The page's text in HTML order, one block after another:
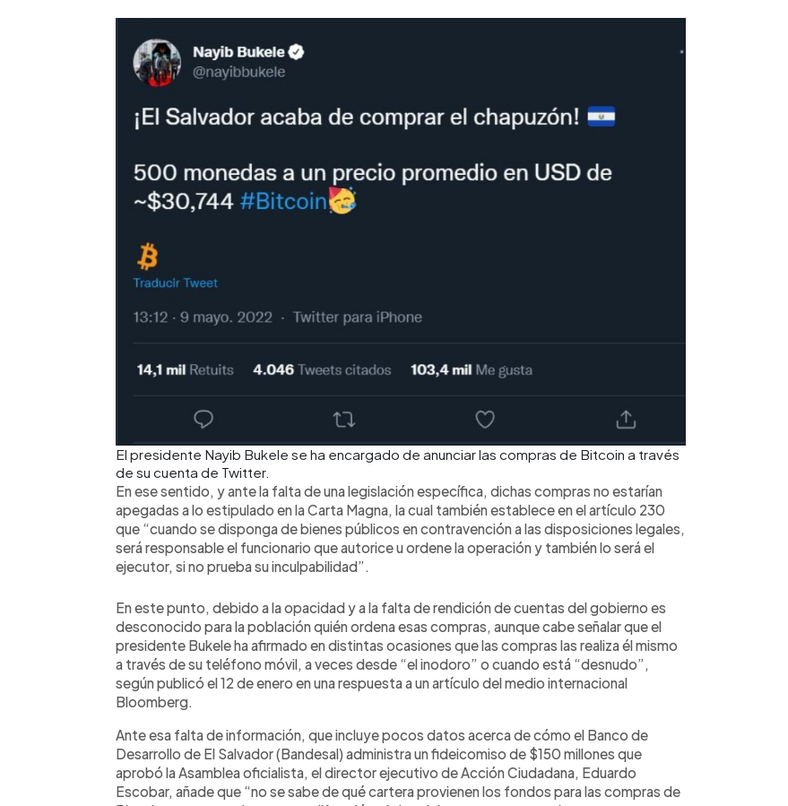
El presidente Nayib Bukele se ha encargado de anunciar las compras de Bitcoin a través
de su cuenta de Twitter.
En ese sentido, y ante la falta de una legislación específica, dichas compras no estarían
apegadas a lo estipulado en la Carta Magna, la cual también establece en el artículo 230
que “cuando se disponga de bienes públicos en contravención a las disposiciones legales,
será responsable el funcionario que autorice u ordene la operación y también lo será el
ejecutor, si no prueba su inculpabilidad”.
En este punto, debido a la opacidad y a la falta de rendición de cuentas del gobierno es
desconocido para la población quién ordena esas compras, aunque cabe señalar que el
presidente Bukele ha afirmado en distintas ocasiones que las compras las realiza él mismo
a través de su teléfono móvil, a veces desde “el inodoro” o cuando está “desnudo”,
según publicó el 12 de enero en una respuesta a un artículo del medio internacional
Bloomberg.
Ante esa falta de información, que incluye pocos datos acerca de cómo el Banco de
Desarrollo de El Salvador (Bandesal) administra un fideicomiso de $150 millones que
aprobó la Asamblea oficialista, el director ejecutivo de Acción Ciudadana, Eduardo
Escobar, añade que “no se sabe de qué cartera provienen los fondos para las compras de